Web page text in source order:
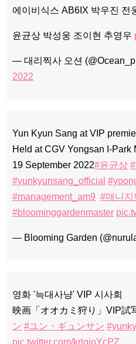
에이비식스 AB6IX 박우진 전
윤균상 박성웅 조이현 추영우
— 대리찍사 오션
2022
Yun Kyun Sang at VIP
Held at CGV Yongsan I-
19 September 2022#윤균상
#yunkyunsang_official
#management_am9 #매니지
#bloominggardenmaster
— Blooming Garden
영화 '늑대사냥' VIP 시사회
映画「オオカミ狩り」VIP試
ン #ユン・ギュンサン